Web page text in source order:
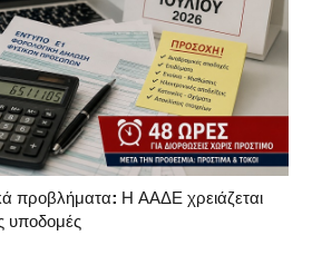
προβλήματα: Η ΑΑΔΕ χρειάζεται
υποδομές